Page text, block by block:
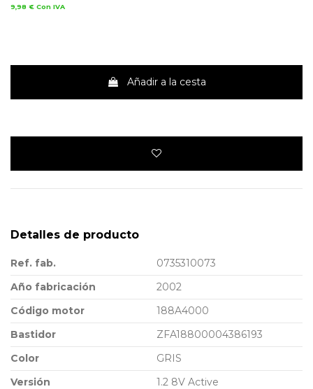
9,98 € Con IVA
Añadir a la cesta
Detalles de producto
Ref. fab.
0735310073
Año fabricación
2002
Código motor
188A4000
Bastidor
ZFA18800004386193
Color
GRIS
Versión
1.2 8V Active